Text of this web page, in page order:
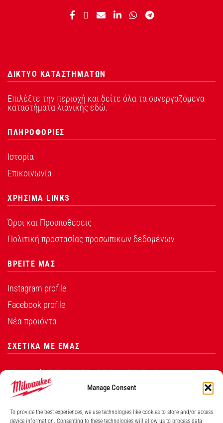
Manage Consent
To provide the best experiences, we use technologies like cookies to store and/or access
device information. Consenting to these technologies will allow us to process data
ΔΙΚΤΥΟ ΚΑΤΑΣΤΗΜΑΤΩΝ
Επιλέξτε την περιοχή και δείτε όλα τα συνεργαζόμενα
καταστήματα λιανικής εδώ.
ΠΛΗΡΟΦΟΡΙΕΣ
Ιστορία
Επικοινωνία
ΧΡΗΣΙΜΑ LINKS
Όροι και Προυποθέσεις
Πολιτική προστασίας προσωπικων δεδομένων
ΒΡΕΙΤΕ ΜΑΣ
Instagram profile
Facebook profile
Νέα προιόντα
ΣΧΕΤΙΚΑ ΜΕ ΕΜΑΣ
Η εταιρεία Σ.ΠΑΠΑΘΕΟ∆ΟΣΙΟΥ Α.Ε.Β.Ε. είναι ο
εξουσιοδοτημένος αντιπρόσωπος από την Techtronic
Industries Co. Ltd για τα προϊόντα που φέρουν το
λογότυπο Milwaukee στην Ελλάδα.